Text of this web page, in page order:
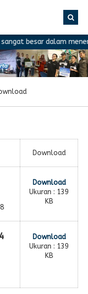
besar dalam
Download
Download
Ukuran : 139
KB
Download
Ukuran : 139
KB